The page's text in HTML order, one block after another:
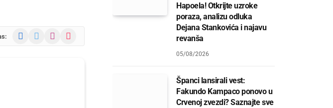
Facebook Instagram
TikTok
Hapoela! Otkrijte uzroke
poraza, analizu odluka
Dejana Stankovića i najavu
revanša
05/08/2026
Španci lansirali vest:
Fakundo Kampaco ponovo u
Crvenoj zvezdi? Saznajte sve